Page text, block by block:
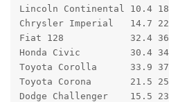
Lincoln Continental 10.4
Chrysler Imperial   14.7
Fiat 128            32.4 36.4
Honda Civic         30.4
Toyota Corolla      33.9
Toyota Corona       21.5
Dodge Challenger    15.5